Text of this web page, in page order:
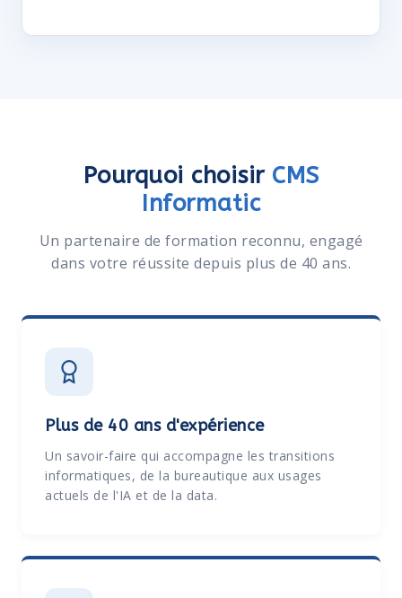
Pourquoi choisir CMS
Informatic
Un partenaire de formation reconnu, engagé
dans votre réussite depuis plus de 40 ans.
Plus de 40 ans d'expérience
Un savoir-faire qui accompagne les transitions
informatiques, de la bureautique aux usages
actuels de l'IA et de la data.